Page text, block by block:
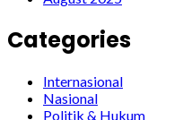
Categories
Internasional
Nasional
Politik & Hukum